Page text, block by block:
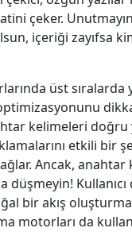
çeker.
içeriği zayıfsa
üst sıralarda
kelimeleri
etkili bir
Ancak, anahtar
düşmeyin!
bir akış
motorları da